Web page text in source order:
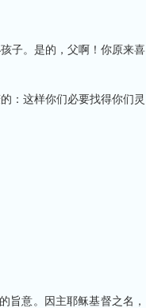
子。是的，父啊！你原来喜
：这样你们必要找得你们灵
旨意。因主耶稣基督之名，